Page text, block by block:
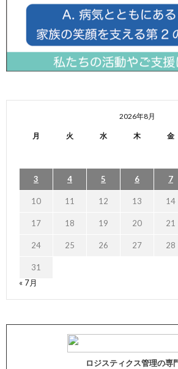
2026年8月
月 火 水 木 金
3 4 5 6 7
10 11 12 13 14
17 18 19 20 21
24 25 26 27 28
31
« 7月
ロジスティクス管理の専